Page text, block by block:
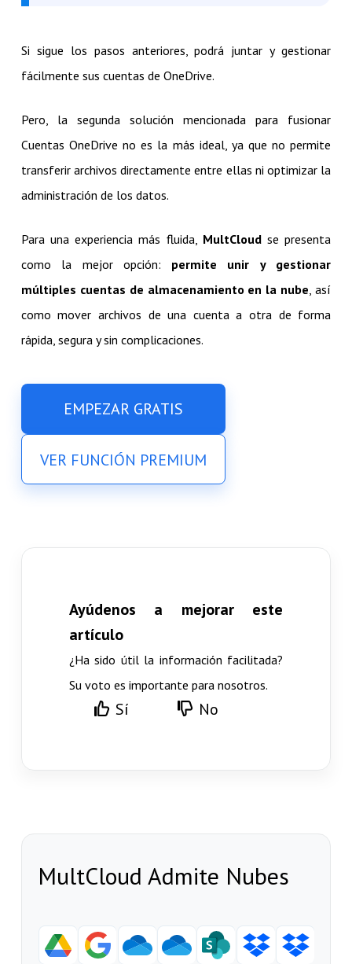
Si sigue los pasos anteriores, podrá juntar y gestionar
fácilmente sus cuentas de OneDrive.
Pero, la segunda solución mencionada para fusionar
Cuentas OneDrive no es la más ideal, ya que no permite
transferir archivos directamente entre ellas ni optimizar la
administración de los datos.
Para una experiencia más fluida, MultCloud se presenta
como la mejor opción: permite unir y gestionar
múltiples cuentas de almacenamiento en la nube, así
como mover archivos de una cuenta a otra de forma
rápida, segura y sin complicaciones.
EMPEZAR GRATIS
VER FUNCIÓN PREMIUM
Ayúdenos a mejorar este
artículo
¿Ha sido útil la información facilitada?
Su voto es importante para nosotros.
Sí No
MultCloud Admite Nubes